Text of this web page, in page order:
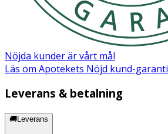
Nöjda kunder är vårt mål
Läs om Apotekets Nöjd kund-garanti
Leverans & betalning
🚚Leverans